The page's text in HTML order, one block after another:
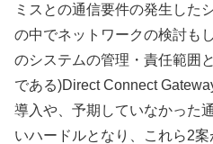
ミスとの通信要件の発生した
の中でネットワークの検討も
のシステムの管理・責任範囲
である)Direct Connect
導入や、予期していなかった
いハードルとなり、これら2